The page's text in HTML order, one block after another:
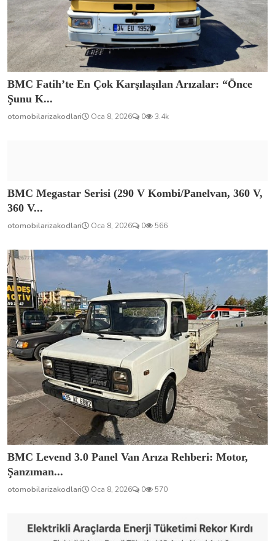
BMC Fatih’te En Çok Karşılaşılan Arızalar: “Önce
Şunu K...
otomobilarizakodlari Oca 8, 2026 0 3.4k
BMC Megastar Serisi (290 V Kombi/Panelvan, 360 V,
360 V...
otomobilarizakodlari Oca 8, 2026 0 566
BMC Levend 3.0 Panel Van Arıza Rehberi: Motor,
Şanzıman...
otomobilarizakodlari Oca 8, 2026 0 570